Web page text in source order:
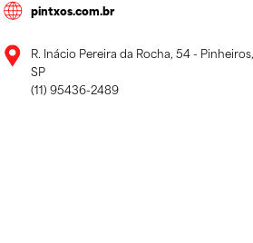
pintxos.com.br
R. Inácio Pereira da Rocha, 54 -
SP
(11) 95436-2489